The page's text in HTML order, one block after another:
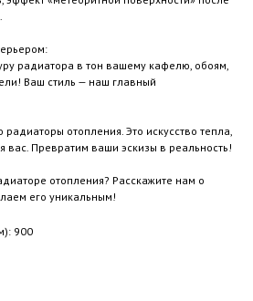
радиатора в тон вашему кафелю, обоям,
Ваш стиль — наш главный
радиаторы отопления. Это искусство тепла,
вас. Превратим ваши эскизы в реальность!
отопления? Расскажите нам о
его уникальным!
900